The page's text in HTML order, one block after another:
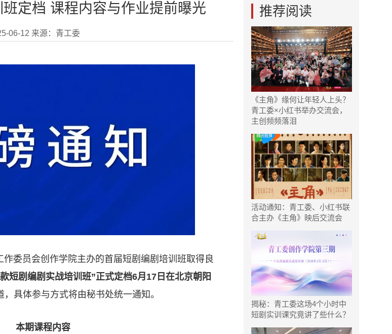
定档 课程内容与作业提前曝光
06-12 来源：青工委
委员会创作学院主办的首届短剧编剧培训班取得良
短剧编剧实战培训班”正式定档6月17日在北京朝阳
具体参与方式将由秘书处统一通知。
本期课程内容
推荐阅读
《主角》缘何让年轻人上头？
青工委×小红书举办交流会，
主创频频落泪
活动通知：青工委、小红书联
合主办《主角》映后交流会
揭秘：青工委这场4个小时中
短剧实训课究竟讲了些什么？